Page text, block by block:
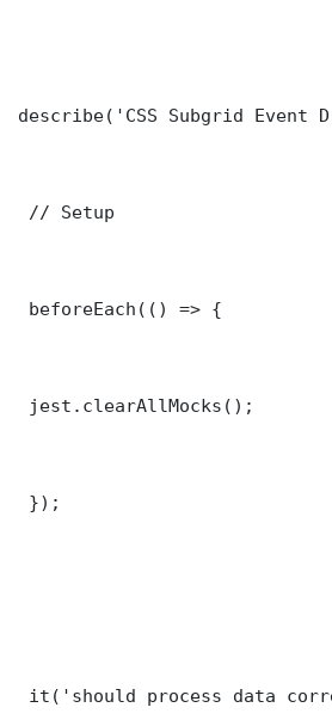
describe('CSS Subgrid
// Setup
beforeEach(() => {
jest.clearAllMocks();
});
it('should process data